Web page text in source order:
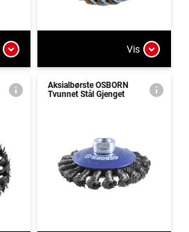
Vis
Aksialbørste OSBORN
Tvunnet Stål Gjenget